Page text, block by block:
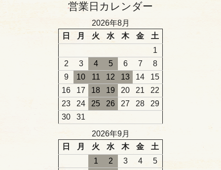
営業日カレンダー
2026年8月
日
月 火 水 木 金
土
1
2
3 4 5 6 7
8
9
10 11 12 13 14
15
16
17 18 19 20 21
22
23
24 25 26 27 28
29
30
31
2026年9月
日
月 火 水 木 金
土
1
2 3 4
5